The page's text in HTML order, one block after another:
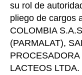
su rol de
pliego de cargos
COLOMBIA
(PARMALAT),
LACTEOS